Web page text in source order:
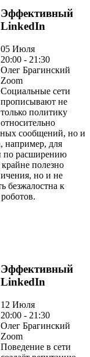
Эффективный
LinkedIn
05 Июля
20:00 - 21:30
Олег Брагинский
Zoom
Социальные сети
прописывают не
только политику
относительно
сообщений, но и
например, для
по расширению
полезно
но и не
безжалостна к
Эффективный
LinkedIn
12 Июля
20:00 - 21:30
Олег Брагинский
Zoom
Поведение в сети